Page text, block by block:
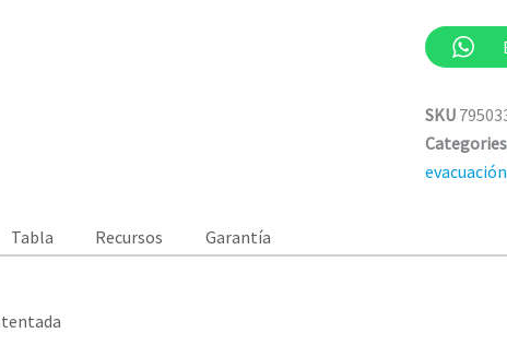
SKU
Categories
Tabla Recursos Garantía